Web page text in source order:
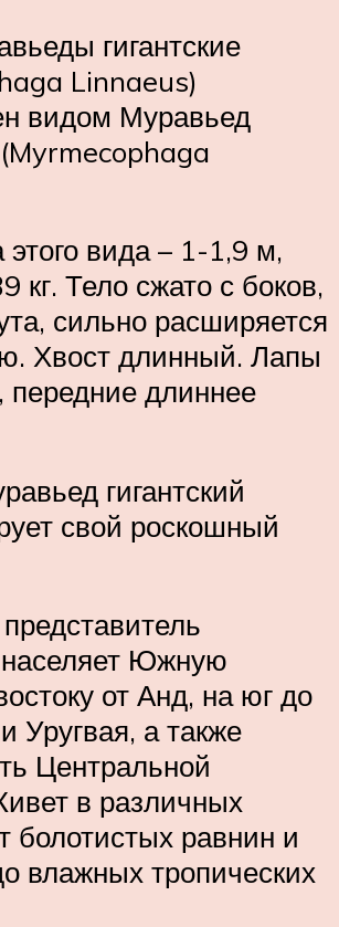
гигантские
Linnaeus)
видом Муравьед
(Myrmecophaga
вида – 1-1,9 м,
кг. Тело сжато с боков,
сильно расширяется
Хвост длинный. Лапы
передние длиннее
гигантский
свой роскошный
Южную
от Анд, на юг до
Уругвая, а также
Центральной
в различных
болотистых равнин и
влажных тропических